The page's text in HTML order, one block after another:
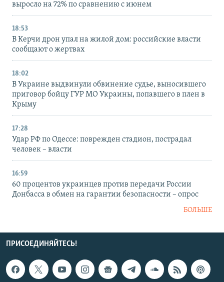
выросло на 72% по сравнению с июнем
18:53
В Керчи дрон упал на жилой дом: российские власти
сообщают о жертвах
18:02
В Украине выдвинули обвинение судье, выносившего
приговор бойцу ГУР МО Украины, попавшего в плен в
Крыму
17:28
Удар РФ по Одессе: поврежден стадион, пострадал
человек – власти
16:59
60 процентов украинцев против передачи России
Донбасса в обмен на гарантии безопасности – опрос
БОЛЬШЕ
ПРИСОЕДИНЯЙТЕСЬ!